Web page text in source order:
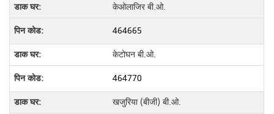
केओलाजिर बी.ओ.
464665
केटोघन बी.ओ.
464770
खजुरिया (बीजी) बी.ओ.